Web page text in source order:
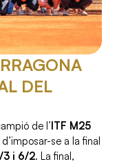
DEL
de l’ ITF M25
se a la final
3 i 6/2. La final,